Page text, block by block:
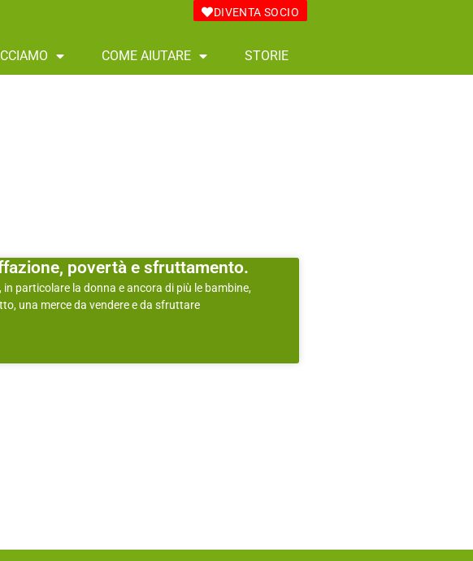
DIVENTA SOCIO
COME AIUTARE STORIE
povertà e sfruttamento.
in particolare la donna e ancora di più le bambine,
una merce da vendere e da sfruttare